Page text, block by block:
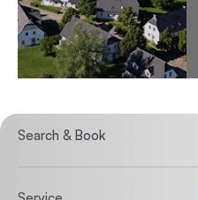
Search & Book